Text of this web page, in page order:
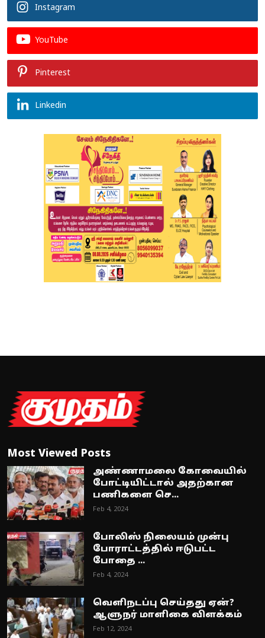
Instagram
YouTube
Pinterest
Linkedin
Most Viewed Posts
அண்ணாமலை கோவையில்
போட்டியிட்டால் அதற்கான
பணிகளை செ...
Feb 4, 2024
போலிஸ் நிலையம் முன்பு
போராட்டத்தில் ஈடுபட்ட
போதை ...
Feb 4, 2024
வெளிநடப்பு செய்தது ஏன்?
ஆளுநர் மாளிகை விளக்கம்
Feb 12, 2024